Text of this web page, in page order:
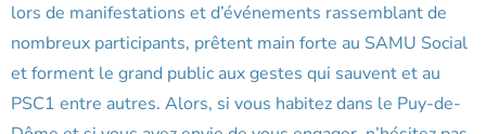
lors de manifestations et d’événements rassemblant de
nombreux participants, prêtent main forte au SAMU Social
et forment le grand public aux gestes qui sauvent et au
PSC1 entre autres. Alors, si vous habitez dans le Puy-de-